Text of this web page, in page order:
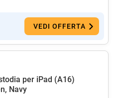
VEDI OFFERTA
per iPad (A16)
Navy